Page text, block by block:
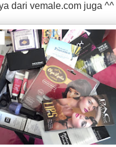
dari vemale.com juga ^^